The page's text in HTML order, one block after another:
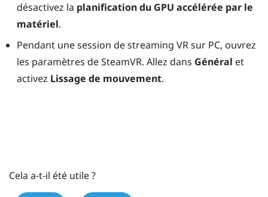
désactivez la planification du GPU accélérée par le
matériel.
Pendant une session de streaming VR sur PC, ouvrez
les paramètres de SteamVR. Allez dans Général et
activez Lissage de mouvement.
Cela a-t-il été utile ?